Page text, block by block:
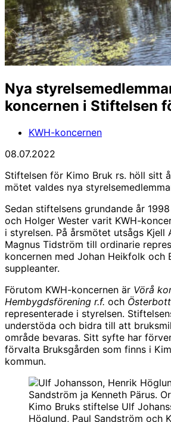
Nya
koncernen i Stiftelsen
KWH-koncernen
08.07.2022
Stiftelsen för Kimo Bruk rs. höll sitt
mötet valdes nya
Sedan stiftelsens grundande år
och Holger Wester varit KWH-
i styrelsen. På årsmötet utsågs Kjell
Magnus Tidström till ordinarie
koncernen med Johan Heikfolk och
suppleanter.
Förutom KWH-koncernen är Vörå
Hembygdsförening r.f. och
representerade i styrelsen.
understöda och bidra till att
område bevaras. Sitt syfte har
förvalta Bruksgården som finns i
kommun.